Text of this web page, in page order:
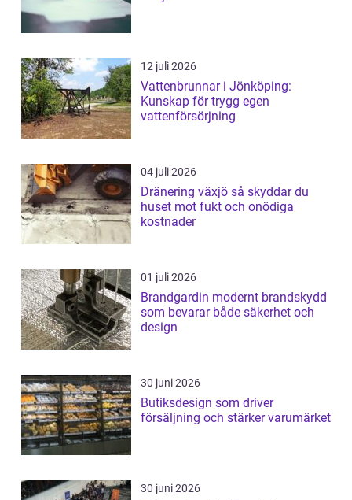
12 juli 2026
Vattenbrunnar i Jönköping:
Kunskap för trygg egen
vattenförsörjning
04 juli 2026
Dränering växjö så skyddar du
huset mot fukt och onödiga
kostnader
01 juli 2026
Brandgardin modernt brandskydd
som bevarar både säkerhet och
design
30 juni 2026
Butiksdesign som driver
försäljning och stärker varumärket
30 juni 2026